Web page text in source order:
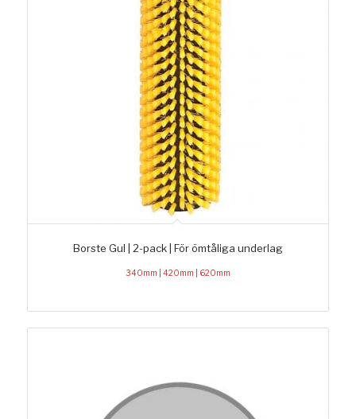
Borste Gul | 2-pack | För ömtåliga underlag
340mm | 420mm | 620mm